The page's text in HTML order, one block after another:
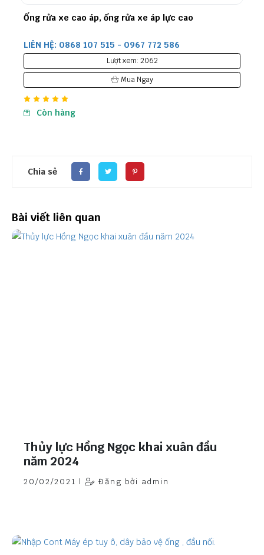
Gia Công Ống Thuỷ Lực Thành Phẩm
LIÊN HỆ: 0868 107 515 - 0967 772 586
Lượt xem: 4951
Mua Ngay
Còn hàng
Chia sẻ
Bài viết liên quan
Thủy lực Hồng Ngọc khai xuân đầu
năm 2024
20/02/2021 | Đăng bởi admin